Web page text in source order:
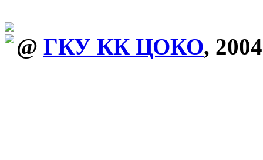
@ ГКУ КК ЦОКО,